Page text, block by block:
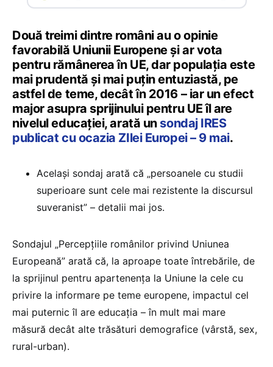
Două treimi dintre români au o opinie
favorabilă Uniunii Europene și ar vota
pentru rămânerea în UE, dar populația este
mai prudentă și mai puțin entuziastă, pe
astfel de teme, decât în 2016 – iar un efect
major asupra sprijinului pentru UE îl are
nivelul educației, arată un sondaj IRES
publicat cu ocazia ZIlei Europei – 9 mai.
Același sondaj arată că „persoanele cu studii
superioare sunt cele mai rezistente la discursul
suveranist” – detalii mai jos.
Sondajul „Percepțiile românilor privind Uniunea
Europeană” arată că, la aproape toate întrebările, de
la sprijinul pentru apartenența la Uniune la cele cu
privire la informare pe teme europene, impactul cel
mai puternic îl are educația – în mult mai mare
măsură decât alte trăsături demografice (vârstă, sex,
rural-urban).